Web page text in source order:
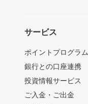
サービス
ポイントプログラム
銀行との口座連携
投資情報サービス
ご入金・ご出金